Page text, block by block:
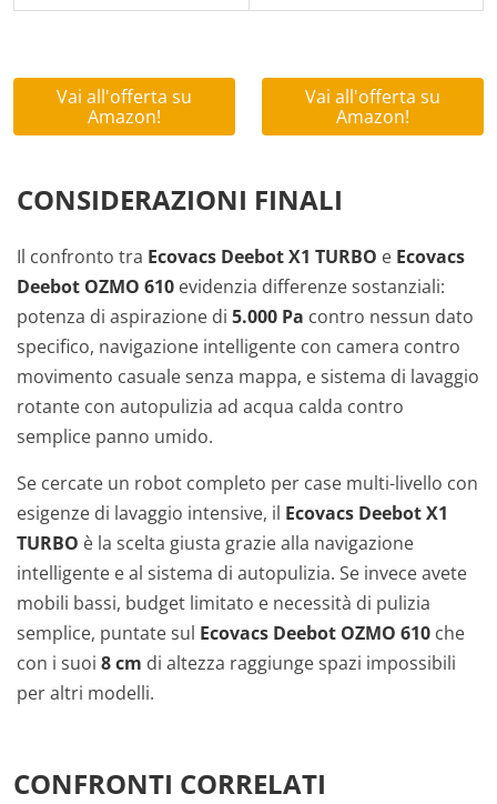
Vai all'offerta su
Amazon!
Vai all'offerta su
Amazon!
CONSIDERAZIONI FINALI
Il confronto tra Ecovacs Deebot X1 TURBO e Ecovacs
Deebot OZMO 610 evidenzia differenze sostanziali:
potenza di aspirazione di 5.000 Pa contro nessun dato
specifico, navigazione intelligente con camera contro
movimento casuale senza mappa, e sistema di lavaggio
rotante con autopulizia ad acqua calda contro
semplice panno umido.
Se cercate un robot completo per case multi-livello con
esigenze di lavaggio intensive, il Ecovacs Deebot X1
TURBO è la scelta giusta grazie alla navigazione
intelligente e al sistema di autopulizia. Se invece avete
mobili bassi, budget limitato e necessità di pulizia
semplice, puntate sul Ecovacs Deebot OZMO 610 che
con i suoi 8 cm di altezza raggiunge spazi impossibili
per altri modelli.
CONFRONTI CORRELATI